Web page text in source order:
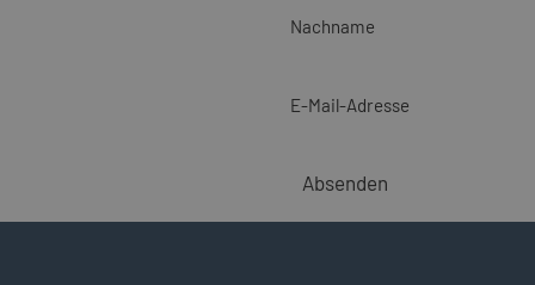
Nachname
E-Mail-Adresse
Absenden